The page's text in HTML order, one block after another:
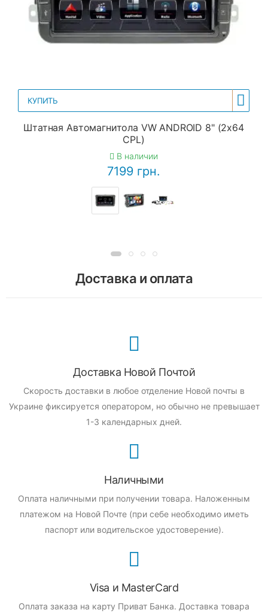
КУПИТЬ
Штатная Автомагнитола VW ANDROID 8" (2x64
CPL)
В наличии
7199 грн.
Доставка и оплата
Доставка Новой Почтой
Скорость доставки в любое отделение Новой почты в
Украине фиксируется оператором, но обычно не превышает
1-3 календарных дней.
Наличными
Оплата наличными при получении товара. Наложенным
платежом на Новой Почте (при себе необходимо иметь
паспорт или водительское удостоверение).
Visa и MasterCard
Оплата заказа на карту Приват Банка. Доставка товара